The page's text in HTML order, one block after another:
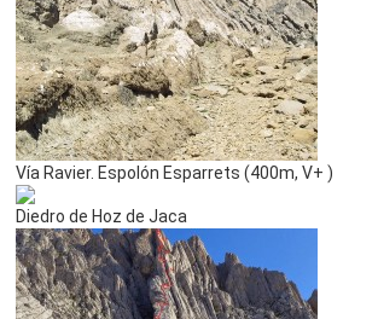
Vía Ravier. Espolón Esparrets (400m, V+ )
Diedro de Hoz de Jaca